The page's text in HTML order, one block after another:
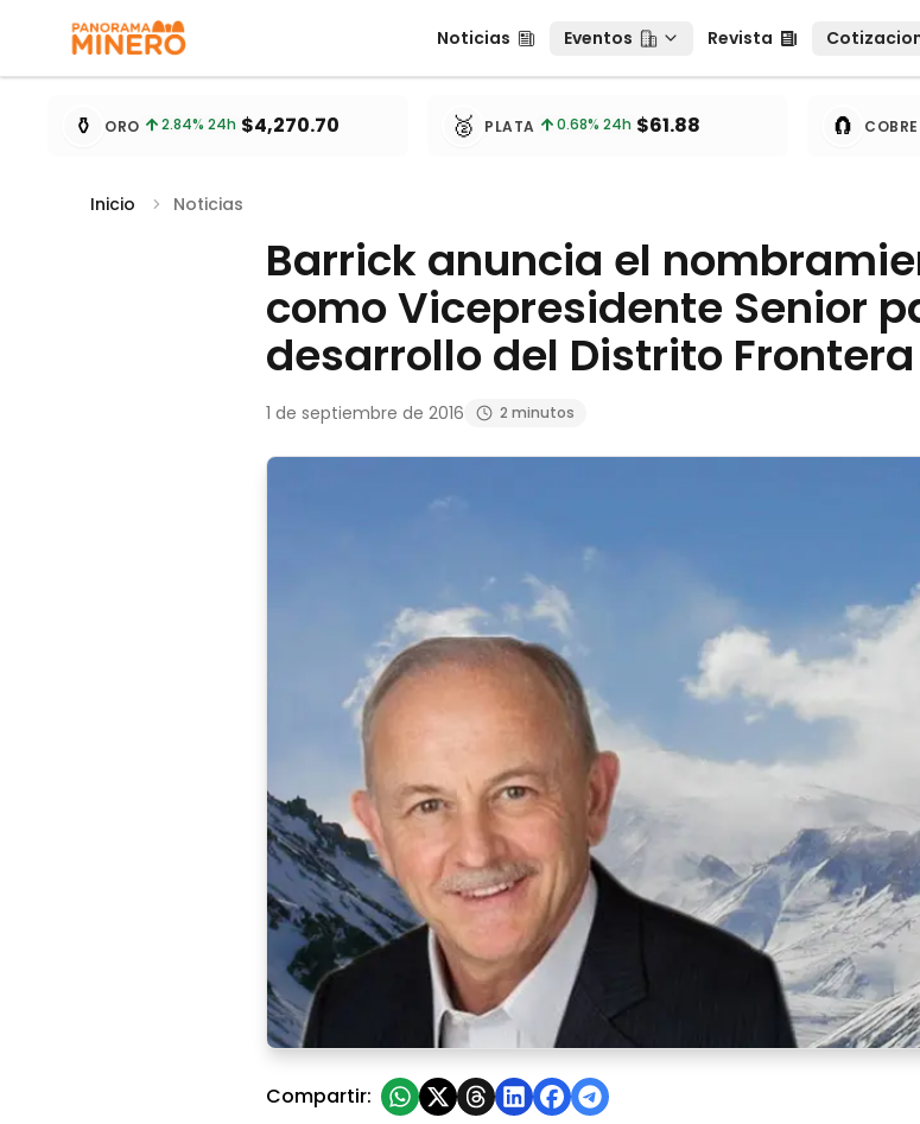
Noticias
Noticias Eventos
Eventos Revista
Revista
Cotizaciones de metales actualizadas cada 15 minutos
⚱️ ORO 2.84% 24h $4,270.70 🥈 PLATA 0.68% 24h $61.88 🧲 COBRE
Inicio Noticias
Barrick anuncia el
como Vicepresidente Senior
desarrollo del Distrito Frontera
1 de septiembre de 2016 2 minutos
Barrick anuncia el nombramiento de George Bee como
Compartir: